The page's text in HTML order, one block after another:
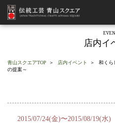
店内イ
青山スクエアTOP 店内イベント
和くら
の提案～
2015/07/24(金)〜2015/08/19(水)